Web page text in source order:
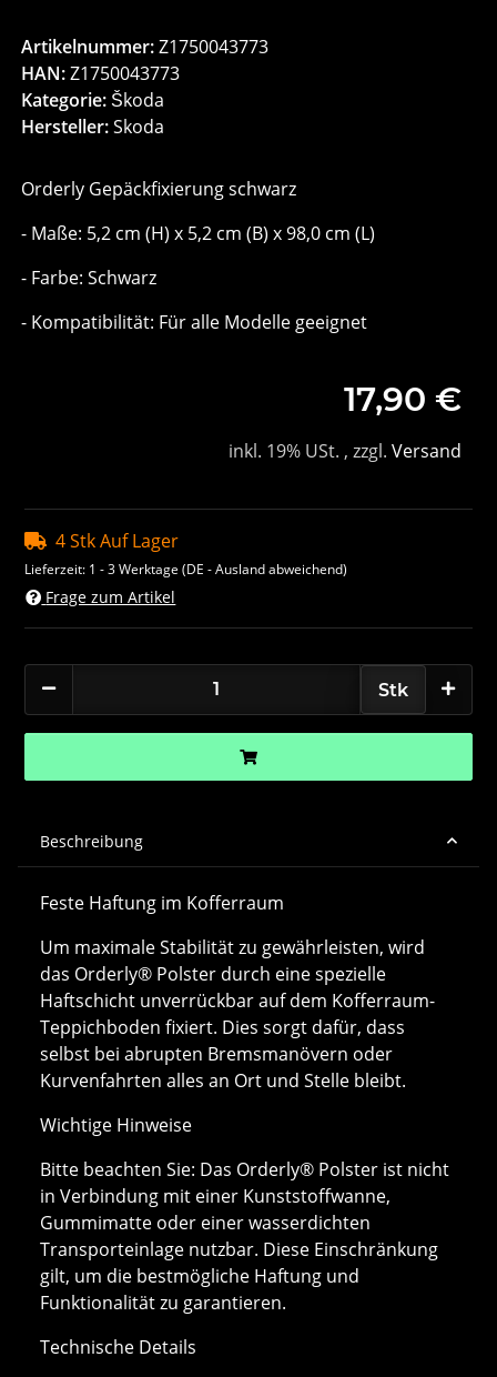
Artikelnummer:Z1750043773
HAN:Z1750043773
Kategorie: Škoda
Hersteller:Skoda
Orderly Gepäckfixierung schwarz
- Maße: 5,2 cm (H) x 5,2 cm (B) x 98,0 cm (L)
- Farbe: Schwarz
- Kompatibilität: Für alle Modelle geeignet
17,90 €
inkl. 19% USt. , zzgl. Versand
4 Stk Auf Lager
Lieferzeit: 1 - 3 Werktage(DE - Ausland abweichend)
Frage zum Artikel
Stk
Beschreibung
Feste Haftung im Kofferraum
Um maximale Stabilität zu gewährleisten, wird
das Orderly® Polster durch eine spezielle
Haftschicht unverrückbar auf dem Kofferraum-
Teppichboden fixiert. Dies sorgt dafür, dass
selbst bei abrupten Bremsmanövern oder
Kurvenfahrten alles an Ort und Stelle bleibt.
Wichtige Hinweise
Bitte beachten Sie: Das Orderly® Polster ist nicht
in Verbindung mit einer Kunststoffwanne,
Gummimatte oder einer wasserdichten
Transporteinlage nutzbar. Diese Einschränkung
gilt, um die bestmögliche Haftung und
Funktionalität zu garantieren.
Technische Details